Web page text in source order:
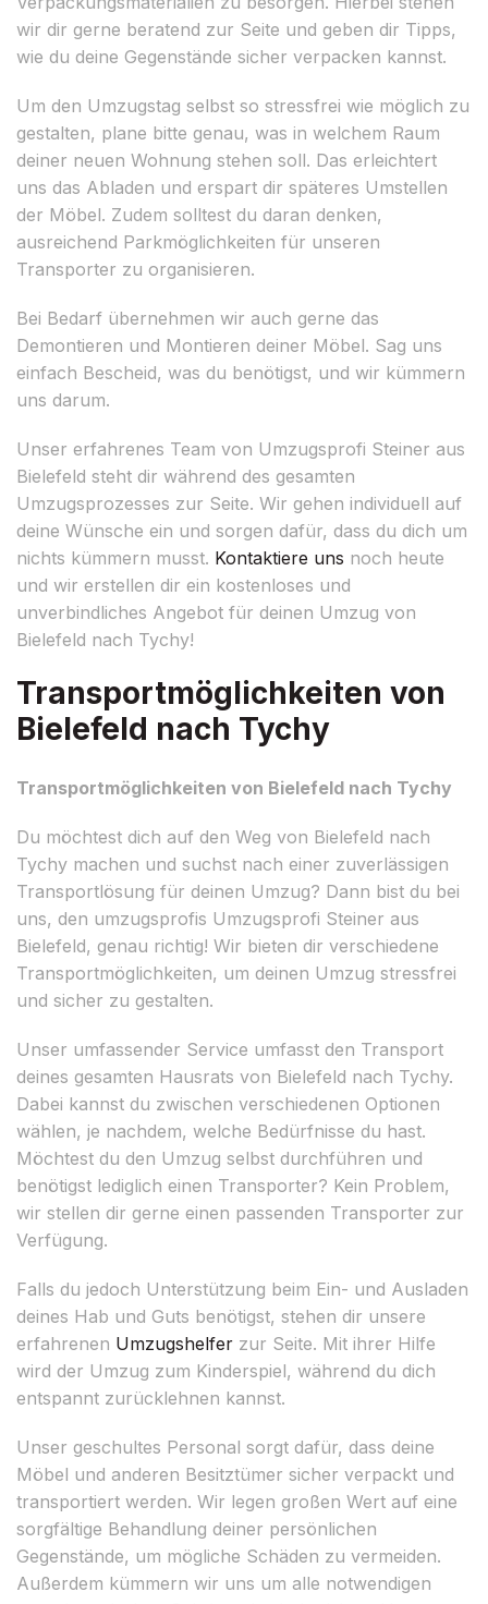
wir dir gerne beratend zur Seite und geben dir Tipps,
wie du deine Gegenstände sicher verpacken kannst.
Um den Umzugstag selbst so stressfrei wie möglich zu
gestalten, plane bitte genau, was in welchem Raum
deiner neuen Wohnung stehen soll. Das erleichtert
uns das Abladen und erspart dir späteres Umstellen
der Möbel. Zudem solltest du daran denken,
ausreichend Parkmöglichkeiten für unseren
Transporter zu organisieren.
Bei Bedarf übernehmen wir auch gerne das
Demontieren und Montieren deiner Möbel. Sag uns
einfach Bescheid, was du benötigst, und wir kümmern
uns darum.
Unser erfahrenes Team von Umzugsprofi Steiner aus
Bielefeld steht dir während des gesamten
Umzugsprozesses zur Seite. Wir gehen individuell auf
deine Wünsche ein und sorgen dafür, dass du dich um
nichts kümmern musst. Kontaktiere uns noch heute
und wir erstellen dir ein kostenloses und
unverbindliches Angebot für deinen Umzug von
Bielefeld nach Tychy!
Transportmöglichkeiten von
Bielefeld nach Tychy
Transportmöglichkeiten von Bielefeld nach Tychy
Du möchtest dich auf den Weg von Bielefeld nach
Tychy machen und suchst nach einer zuverlässigen
Transportlösung für deinen Umzug? Dann bist du bei
uns, den umzugsprofis Umzugsprofi Steiner aus
Bielefeld, genau richtig! Wir bieten dir verschiedene
Transportmöglichkeiten, um deinen Umzug stressfrei
und sicher zu gestalten.
Unser umfassender Service umfasst den Transport
deines gesamten Hausrats von Bielefeld nach Tychy.
Dabei kannst du zwischen verschiedenen Optionen
wählen, je nachdem, welche Bedürfnisse du hast.
Möchtest du den Umzug selbst durchführen und
benötigst lediglich einen Transporter? Kein Problem,
wir stellen dir gerne einen passenden Transporter zur
Verfügung.
Falls du jedoch Unterstützung beim Ein- und Ausladen
deines Hab und Guts benötigst, stehen dir unsere
erfahrenen Umzugshelfer zur Seite. Mit ihrer Hilfe
wird der Umzug zum Kinderspiel, während du dich
entspannt zurücklehnen kannst.
Unser geschultes Personal sorgt dafür, dass deine
Möbel und anderen Besitztümer sicher verpackt und
transportiert werden. Wir legen großen Wert auf eine
sorgfältige Behandlung deiner persönlichen
Gegenstände, um mögliche Schäden zu vermeiden.
Außerdem kümmern wir uns um alle notwendigen